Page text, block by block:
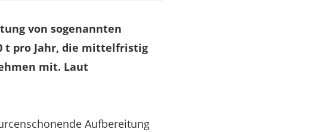
von sogenannten
t pro Jahr, die mittelfristig
mit. Laut
Aufbereitung